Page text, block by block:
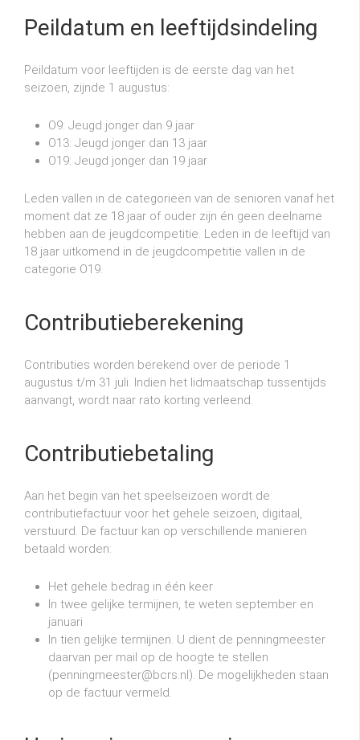
Peildatum en leeftijdsindeling
Peildatum voor leeftijden is de eerste dag van het
seizoen, zijnde 1 augustus:
O9: Jeugd jonger dan 9 jaar
O13: Jeugd jonger dan 13 jaar
O19: Jeugd jonger dan 19 jaar
Leden vallen in de categorieën van de senioren vanaf het
moment dat ze 18 jaar of ouder zijn én geen deelname
hebben aan de jeugdcompetitie. Leden in de leeftijd van
18 jaar uitkomend in de jeugdcompetitie vallen in de
categorie O19.
Contributieberekening
Contributies worden berekend over de periode 1
augustus t/m 31 juli. Indien het lidmaatschap tussentijds
aanvangt, wordt naar rato korting verleend.
Contributiebetaling
Aan het begin van het speelseizoen wordt de
contributiefactuur voor het gehele seizoen, digitaal,
verstuurd. De factuur kan op verschillende manieren
betaald worden:
Het gehele bedrag in één keer
In twee gelijke termijnen, te weten september en
januari
In tien gelijke termijnen. U dient de penningmeester
daarvan per mail op de hoogte te stellen
(penningmeester@bcrs.nl). De mogelijkheden staan
op de factuur vermeld.